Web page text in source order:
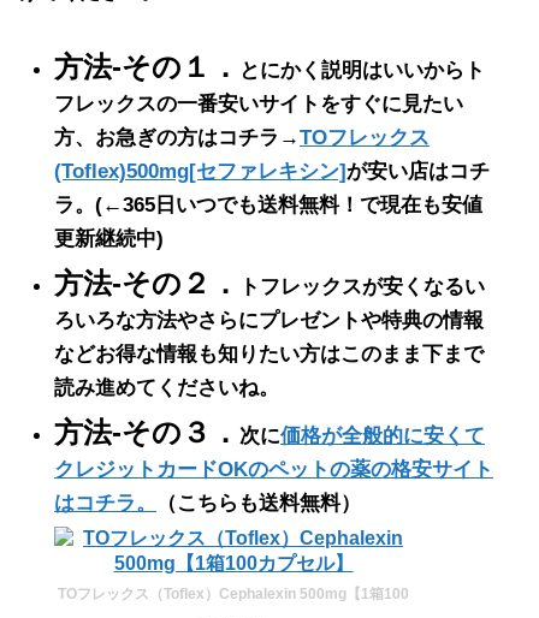
方法-その１．
とにかく説明はいいからト
フレックスの一番安いサイトをすぐに見たい
方、お急ぎの方はコチラ→TOフレックス
(Toflex)500mg[セファレキシン]が安い店はコチ
ラ。 (←365日いつでも送料無料！で現在も安値
更新継続中)
方法-その２．
トフレックスが安くなるい
ろいろな方法やさらにプレゼントや特典の情報
などお得な情報も知りたい方はこのまま下まで
読み進めてくださいね。
方法-その３． 次に価格が全般的に安くて
クレジットカードOKのペットの薬の格安サイト
はコチラ。
（こちらも送料無料）
TOフレックス（Toflex）Cephalexin 500mg【1箱100